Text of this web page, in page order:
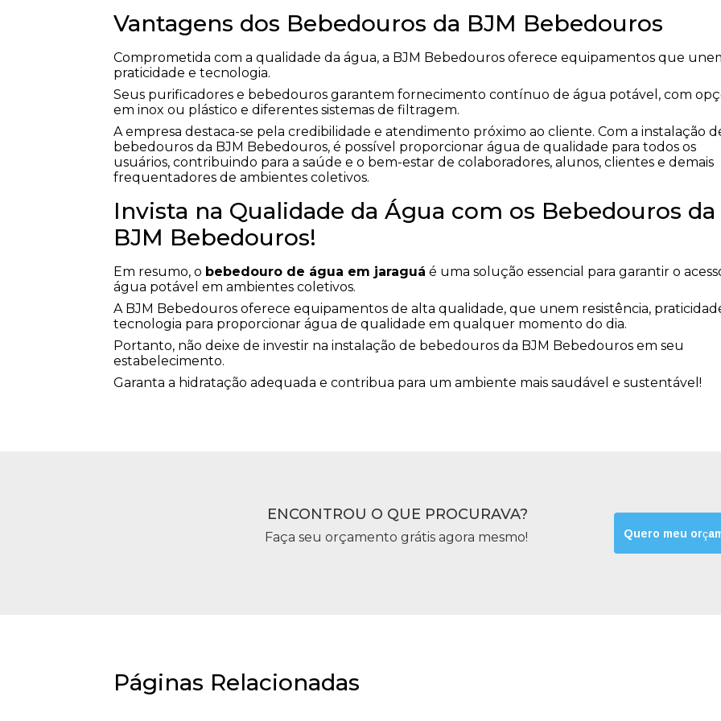
Vantagens dos Bebedouros da BJM Bebedouros
Comprometida com a qualidade da água, a BJM Bebedouros oferece equipamentos que
praticidade e tecnologia.
Seus purificadores e bebedouros garantem fornecimento contínuo de água potável, com
em inox ou plástico e diferentes sistemas de filtragem.
A empresa destaca-se pela credibilidade e atendimento próximo ao cliente. Com a instalação
bebedouros da BJM Bebedouros, é possível proporcionar água de qualidade para todos os
usuários, contribuindo para a saúde e o bem-estar de colaboradores, alunos, clientes e demais
frequentadores de ambientes coletivos.
Invista na Qualidade da Água com os Bebedouros da
BJM Bebedouros!
Em resumo, o bebedouro de água em jaraguá é uma solução essencial para garantir o
água potável em ambientes coletivos.
A BJM Bebedouros oferece equipamentos de alta qualidade, que unem resistência,
tecnologia para proporcionar água de qualidade em qualquer momento do dia.
Portanto, não deixe de investir na instalação de bebedouros da BJM Bebedouros em seu
estabelecimento.
Garanta a hidratação adequada e contribua para um ambiente mais saudável e sustentável!
ENCONTROU O QUE PROCURAVA?
Faça seu orçamento grátis agora mesmo! Quero meu
Páginas Relacionadas